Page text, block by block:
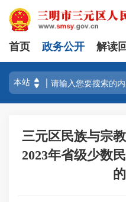
首页 政务公开 解读
三元区民族与宗
2023年省级少数